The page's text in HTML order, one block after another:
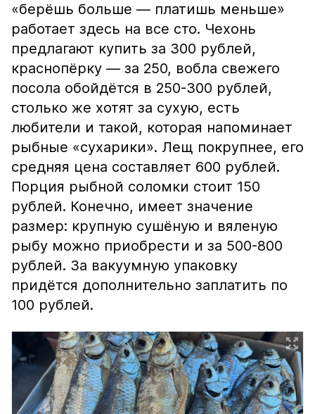
«берёшь больше — платишь меньше»
работает здесь на все сто. Чехонь
предлагают купить за 300 рублей,
краснопёрку — за 250, вобла свежего
посола обойдётся в 250-300 рублей,
столько же хотят за сухую, есть
любители и такой, которая напоминает
рыбные «сухарики». Лещ покрупнее, его
средняя цена составляет 600 рублей.
Порция рыбной соломки стоит 150
рублей. Конечно, имеет значение
размер: крупную сушёную и вяленую
рыбу можно приобрести и за 500-800
рублей. За вакуумную упаковку
придётся дополнительно заплатить по
100 рублей.